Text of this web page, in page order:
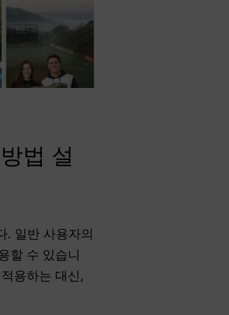
법 설
. 일반 사용자의
할 수 있습니
용하는 대신,